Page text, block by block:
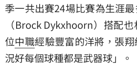
季一共出賽24場比賽為生涯
（Brock Dykxhoorn）搭配
位中職經驗豐富的洋將，張
況好每個球種都是武器球」。